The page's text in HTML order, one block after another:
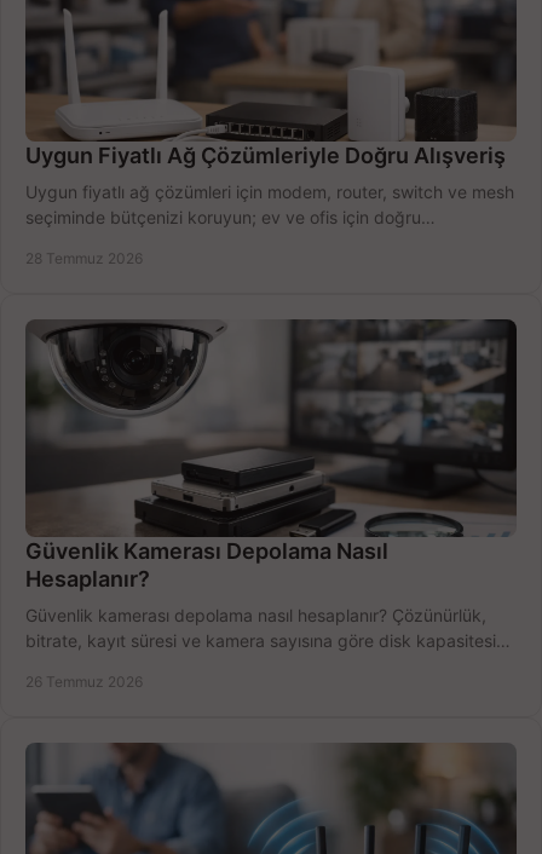
Uygun Fiyatlı Ağ Çözümleriyle Doğru Alışveriş
Uygun fiyatlı ağ çözümleri için modem, router, switch ve mesh
seçiminde bütçenizi koruyun; ev ve ofis için doğru
28 Temmuz 2026
Güvenlik Kamerası Depolama Nasıl
Hesaplanır?
Güvenlik kamerası depolama nasıl hesaplanır? Çözünürlük,
bitrate, kayıt süresi ve kamera sayısına göre disk kapasitesini
26 Temmuz 2026